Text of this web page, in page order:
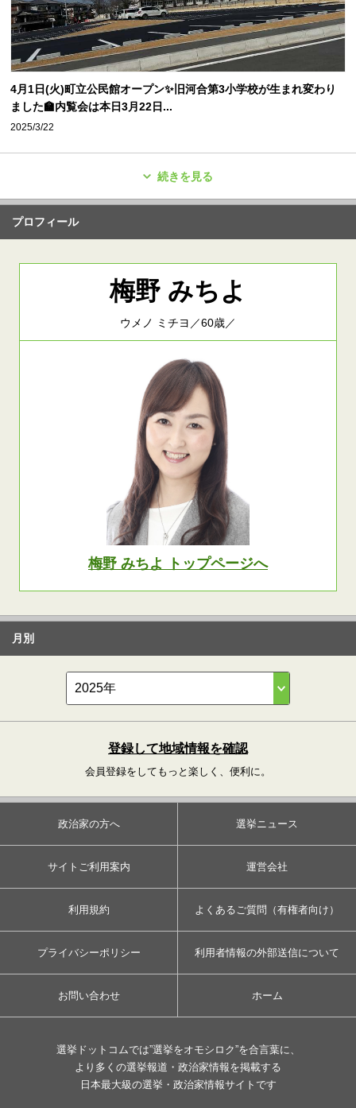
4月1日(火)町立公民館オープン✨旧河合第3小学校が生まれ変わり
ました🏫内覧会は本日3月22日...
2025/3/22
続きを見る
プロフィール
梅野 みちよ
ウメノ ミチヨ／60歳／
梅野 みちよ トップページへ
月別
登録して地域情報を確認
会員登録をしてもっと楽しく、便利に。
政治家の方へ 選挙ニュース
サイトご利用案内 運営会社
利用規約 よくあるご質問（有権者向け）
プライバシーポリシー 利用者情報の外部送信について
お問い合わせ ホーム
選挙ドットコムでは”選挙をオモシロク”を合言葉に、
より多くの選挙報道・政治家情報を掲載する
日本最大級の選挙・政治家情報サイトです